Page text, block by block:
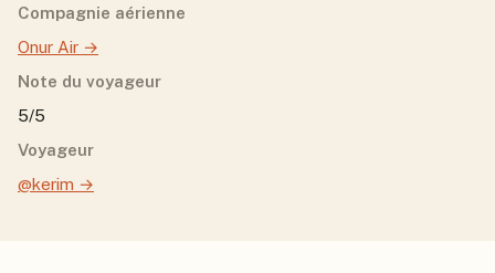
Compagnie aérienne
Onur Air →
Note du voyageur
5/5
Voyageur
@kerim →